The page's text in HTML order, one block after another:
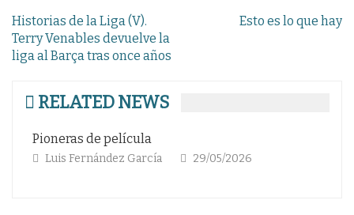
Navegación
de
entradas
Historias de la Liga (V).
Terry Venables devuelve la
liga al Barça tras once años
Esto es lo que hay
RELATED NEWS
de película
Fernández García 29/05/2026